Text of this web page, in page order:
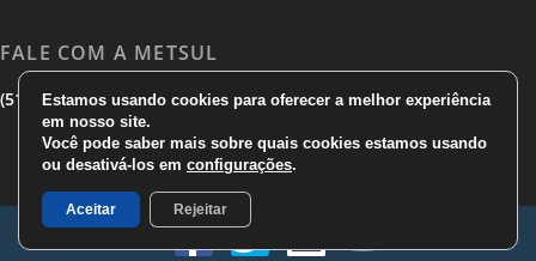
FALE COM A METSUL
(51) 3533 1983|(51)3785 7752|comercial@metsul.com
Estamos usando cookies para oferecer a melhor experiência
em nosso site.
Você pode saber mais sobre quais cookies estamos usando
ou desativá-los em configurações.
Aceitar Rejeitar